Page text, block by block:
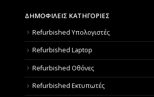
ΔΗΜΟΦΙΛΕΙΣ ΚΑΤΗΓΟΡΙΕΣ
Refurbished Υπολογιστές
Refurbished Laptop
Refurbished Οθόνες
Refurbished Εκτυπωτές